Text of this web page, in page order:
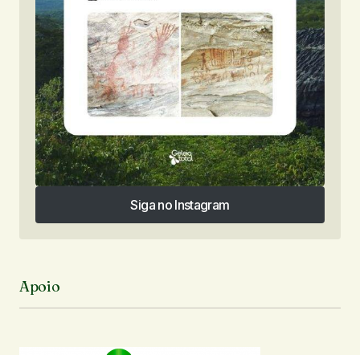
Siga no Instagram
Siga no Instagram
Apoio